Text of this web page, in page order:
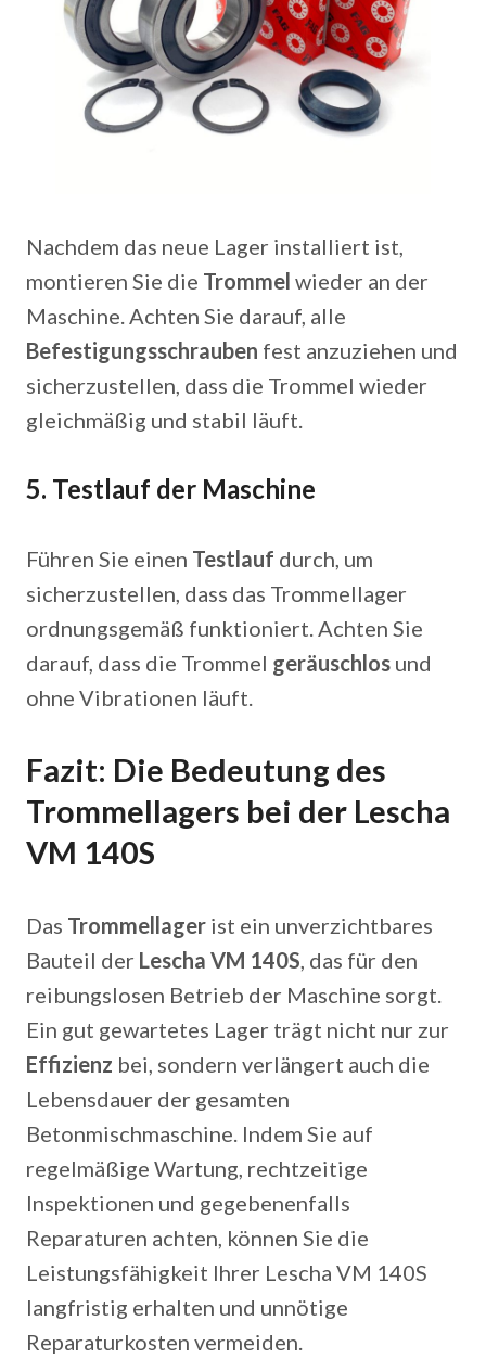
Nachdem das neue Lager installiert ist,
montieren Sie die Trommel wieder an der
Maschine. Achten Sie darauf, alle
Befestigungsschrauben fest anzuziehen und
sicherzustellen, dass die Trommel wieder
gleichmäßig und stabil läuft.
5. Testlauf der Maschine
Führen Sie einen Testlauf durch, um
sicherzustellen, dass das Trommellager
ordnungsgemäß funktioniert. Achten Sie
darauf, dass die Trommel geräuschlos und
ohne Vibrationen läuft.
Fazit: Die Bedeutung des
Trommellagers bei der Lescha
VM 140S
Das Trommellager ist ein unverzichtbares
Bauteil der Lescha VM 140S, das für den
reibungslosen Betrieb der Maschine sorgt.
Ein gut gewartetes Lager trägt nicht nur zur
Effizienz bei, sondern verlängert auch die
Lebensdauer der gesamten
Betonmischmaschine. Indem Sie auf
regelmäßige Wartung, rechtzeitige
Inspektionen und gegebenenfalls
Reparaturen achten, können Sie die
Leistungsfähigkeit Ihrer Lescha VM 140S
langfristig erhalten und unnötige
Reparaturkosten vermeiden.